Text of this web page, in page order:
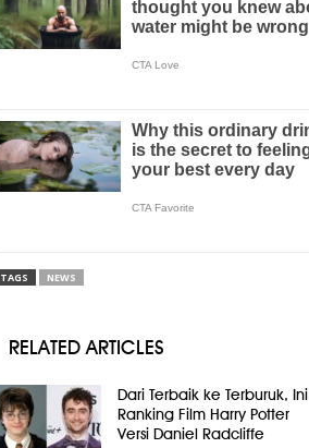
TAGS NEWS
RELATED ARTICLES
Dari Terbaik ke Terburuk, Ini
Ranking Film Harry Potter
Versi Daniel Radcliffe